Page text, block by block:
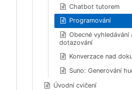
Chatbot tutorem
Programování
Obecné vyhledávání
dotazování
Konverzace nad
Suno: Generování
Úvodní cvičení